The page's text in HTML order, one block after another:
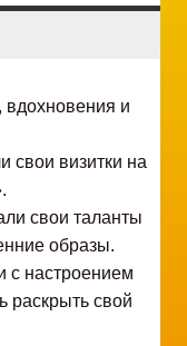
вдохновения и
свои визитки на
свои таланты
образы.
с настроением
раскрыть свой